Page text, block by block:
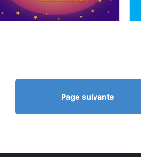
Page suivante